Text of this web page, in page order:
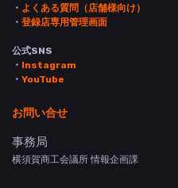
・ よくある質問（店舗様向け）
・ 登録店専用管理画面
公式SNS
・ Instagram
・ YouTube
お問い合せ
事務局
横須賀商工会議所 情報企画課